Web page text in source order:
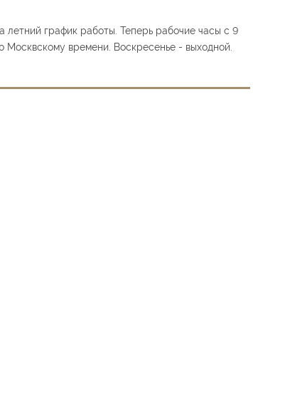
летний график работы. Теперь рабочие часы с 9
Москвскому времени. Воскресенье - выходной.